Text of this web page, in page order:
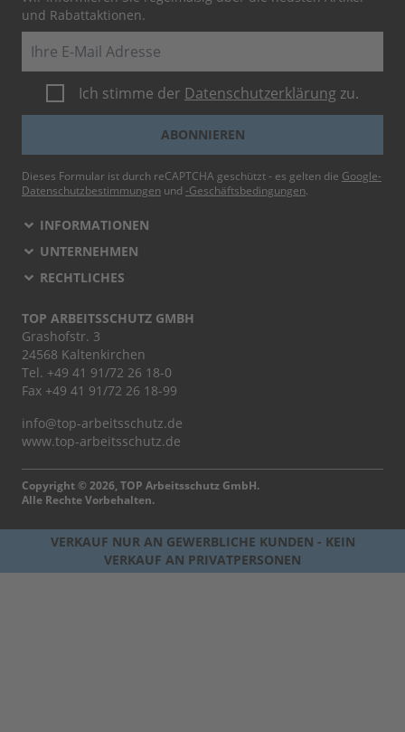
und Rabattaktionen.
Ich stimme der Datenschutzerklärung zu.
ABONNIEREN
Dieses Formular ist durch reCAPTCHA geschützt - es gelten die Google-
Datenschutzbestimmungen und -Geschäftsbedingungen.
INFORMATIONEN
UNTERNEHMEN
RECHTLICHES
TOP ARBEITSSCHUTZ GMBH
Grashofstr. 3
24568 Kaltenkirchen
Tel. +49 41 91/72 26 18-0
Fax +49 41 91/72 26 18-99
info@top-arbeitsschutz.de
www.top-arbeitsschutz.de
Copyright © 2026, TOP Arbeitsschutz GmbH.
Alle Rechte Vorbehalten.
VERKAUF NUR AN GEWERBLICHE KUNDEN - KEIN
VERKAUF AN PRIVATPERSONEN